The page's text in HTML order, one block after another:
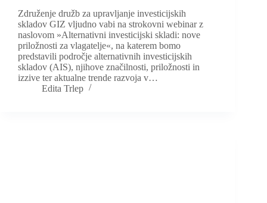
Združenje družb za upravljanje investicijskih
skladov GIZ vljudno vabi na strokovni webinar z
naslovom »Alternativni investicijski skladi: nove
priložnosti za vlagatelje«, na katerem bomo
predstavili področje alternativnih investicijskih
skladov (AIS), njihove značilnosti, priložnosti in
izzive ter aktualne trende razvoja v…
Edita Trlep